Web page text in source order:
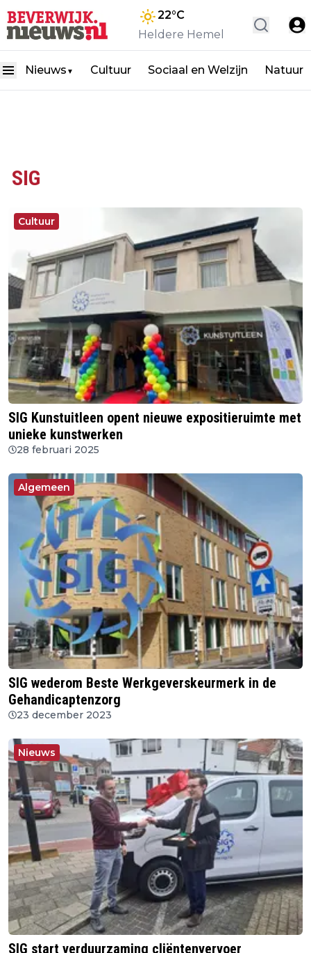
22°C
Heldere Hemel
Nieuws ▼ Cultuur Sociaal en Welzijn Natuur
SIG
Cultuur
SIG Kunstuitleen opent nieuwe expositieruimte met
unieke kunstwerken
28 februari 2025
Algemeen
SIG wederom Beste Werkgeverskeurmerk in de
Gehandicaptenzorg
23 december 2023
Nieuws
SIG start verduurzaming cliëntenvervoer